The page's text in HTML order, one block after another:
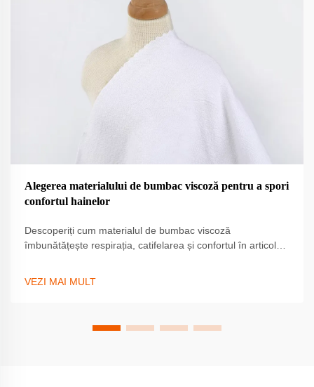
Alegerea materialului de bumbac viscoză pentru a spori
confortul hainelor
Descoperiți cum materialul de bumbac viscoză
îmbunătățește respirația, catifelarea și confortul în articolele
VEZI MAI MULT